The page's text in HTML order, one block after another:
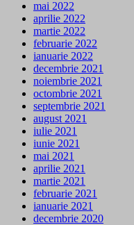
mai 2022
aprilie 2022
martie 2022
februarie 2022
ianuarie 2022
decembrie 2021
noiembrie 2021
octombrie 2021
septembrie 2021
august 2021
iulie 2021
iunie 2021
mai 2021
aprilie 2021
martie 2021
februarie 2021
ianuarie 2021
decembrie 2020